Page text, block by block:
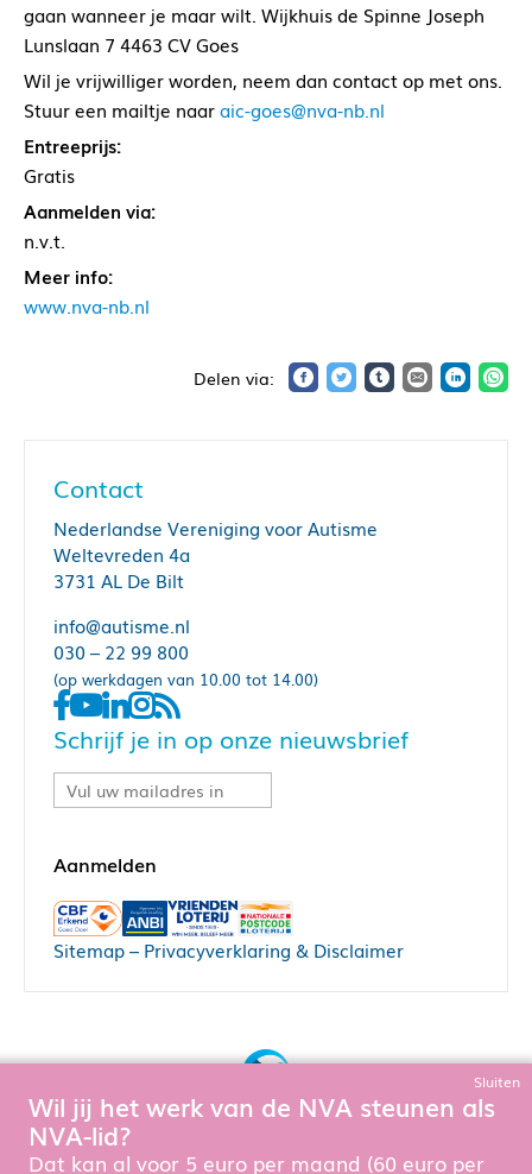
gaan wanneer je maar wilt. Wijkhuis de Spinne Joseph
Lunslaan 7 4463 CV Goes
Wil je vrijwilliger worden, neem dan contact op met ons.
Stuur een mailtje naaraic-goes@nva-nb.nl
Entreeprijs:
Gratis
Aanmelden via:
n.v.t.
Meer info:
www.nva-nb.nl
Contact
Nederlandse Vereniging voor Autisme
Weltevreden 4a
3731 AL De Bilt
info@autisme.nl
030 – 22 99 800
(op werkdagen van 10.00 tot 14.00)
Schrijf je in op onze nieuwsbrief
Sitemap– Privacyverklaring & Disclaimer
Om de website goed te laten functioneren en te verbeteren
Sluiten
Wil jij het werk van de NVA steunen als
NVA-lid?
Dat kan al voor 5 euro per maand (60 euro per